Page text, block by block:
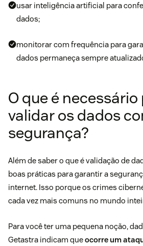
usar inteligência artificial para
dados;
monitorar com frequência para
dados permaneça sempre
O que é necessário
validar os dados
segurança?
Além de saber o que é validação de
boas práticas para garantir a
internet. Isso porque os crimes
cada vez mais comuns no mundo
Para você ter uma pequena noção,
Getastra indicam queocorre um